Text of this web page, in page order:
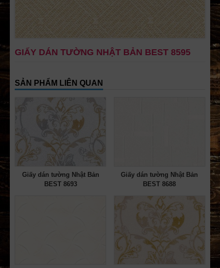
GIẤY DÁN TƯỜNG NHẬT BẢN BEST 8595
SẢN PHẨM LIÊN QUAN
Giấy dán tường Nhật Bản
BEST 8693
Giấy dán tường Nhật Bản
BEST 8688